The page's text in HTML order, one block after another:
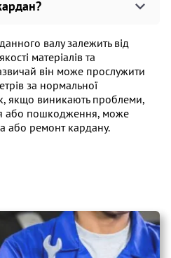
валу залежить від
матеріалів та
він може прослужити
за нормальної
якщо виникають проблеми,
або пошкодження, може
або ремонт кардану.